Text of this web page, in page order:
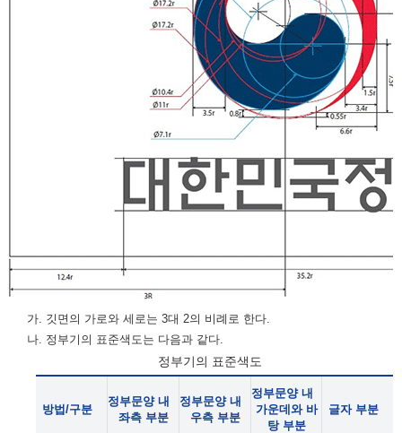
가. 깃면의 가로와 세로는 3대 2의 비례로 한다.
나. 정부기의 표준색도는 다음과 같다.
정부기의 표준색도
방법/구분
정부문양 내
좌측 부분
정부문양 내
우측 부분
정부문양 내
가운데와 바
탕 부분
글자 부분